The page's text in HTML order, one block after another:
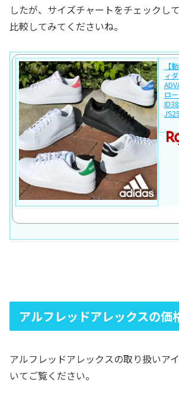
したが、サイズチャートをチェックし
比較してみてくださいね。
【
ィ
ロ
アルフレッドアレックスの価
アルフレッドアレックスの取り扱いア
いてご覧ください。